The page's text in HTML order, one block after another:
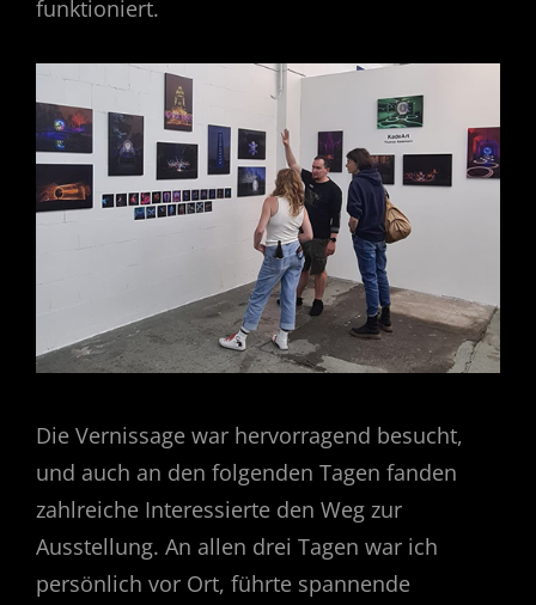
funktioniert.
Die Vernissage war hervorragend besucht,
und auch an den folgenden Tagen fanden
zahlreiche Interessierte den Weg zur
Ausstellung. An allen drei Tagen war ich
persönlich vor Ort, führte spannende